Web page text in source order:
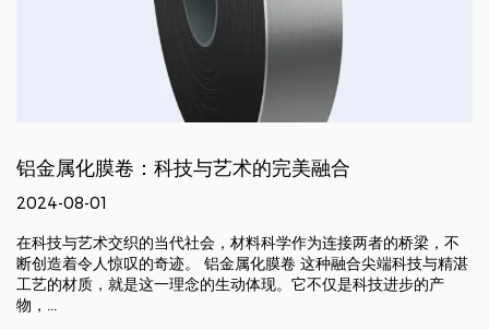
铝金属化膜卷：科技与艺术的完美融合
2024-08-01
在科技与艺术交织的当代社会，材料科学作为连接两者的桥梁，不
断创造着令人惊叹的奇迹。 铝金属化膜卷 这种融合尖端科技与精湛
工艺的材质，就是这一理念的生动体现。它不仅是科技进步的产
物，...